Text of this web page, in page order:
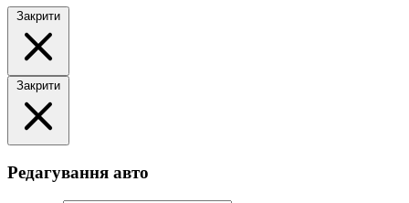
Закрити
Закрити
Редагування авто